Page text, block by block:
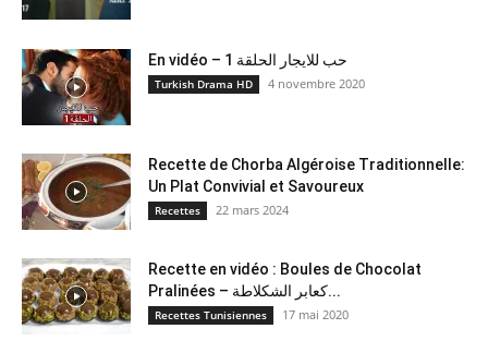
En vidéo – حب للايجار الحلقة 1
Turkish Drama HD 4 novembre 2020
Recette de Chorba Algéroise Traditionnelle:
Un Plat Convivial et Savoureux
Recettes 22 mars 2024
Recette en vidéo : Boules de Chocolat
Pralinées – كعابر الشكلاطة...
Recettes Tunisiennes 17 mai 2020